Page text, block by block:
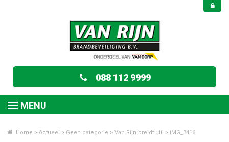
088 112 9999
MENU
Home > Actueel > Geen categorie > Van Rijn breidt uit! > IMG_3416